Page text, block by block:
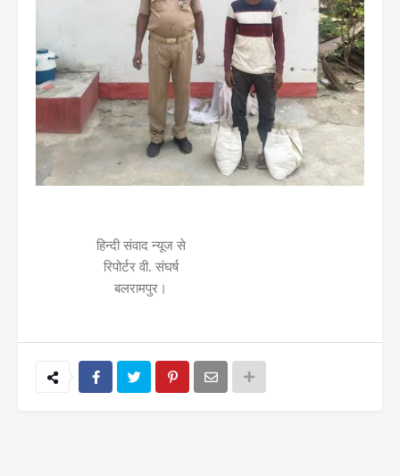
हिन्दी संवाद न्यूज से
रिपोर्टर वी. संघर्ष
बलरामपुर।